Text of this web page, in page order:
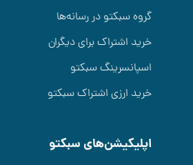
گروه سبکتو در رسانه‌ها
خرید اشتراک برای دیگران
اسپانسرینگ سبکتو
خرید ارزی اشتراک سبکتو
اپلیکیشن‌های سبکتو